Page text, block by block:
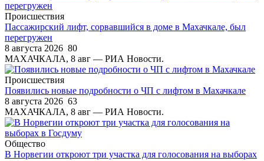
Происшествия
Пассажирский лифт, сорвавшийся в доме в Махачкале, был
перегружен
8 августа 2026 80
МАХАЧКАЛА, 8 авг — РИА Новости.
Происшествия
Появились новые подробности о ЧП с лифтом в Махачкале
8 августа 2026 63
МАХАЧКАЛА, 8 авг — РИА Новости.
Общество
В Норвегии откроют три участка для голосования на выборах